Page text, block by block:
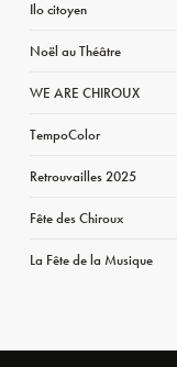
Ilo citoyen
Noël au Théâtre
WE ARE CHIROUX
TempoColor
Retrouvailles 2025
Fête des Chiroux
La Fête de la Musique